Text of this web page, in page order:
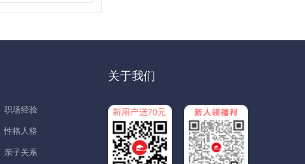
职场经验
性格人格
亲子关系
关于我们